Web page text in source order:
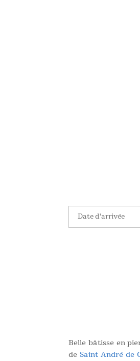
Belle bâtisse en
de Saint André de